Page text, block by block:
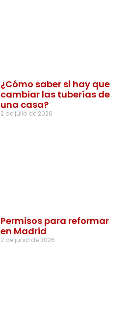
¿Cómo saber si hay que
cambiar las tuberías de
una casa?
2 de julio de 2026
Permisos para reformar
en Madrid
2 de junio de 2026